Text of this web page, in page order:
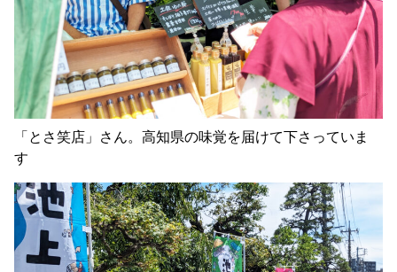
「とさ笑店」さん。高知県の味覚を届けて下さっていま
す